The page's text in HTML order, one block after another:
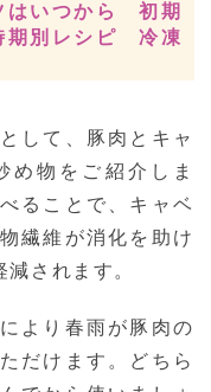
はいつから 初期
期別レシピ 冷凍
して、豚肉とキャ
め物をご紹介しま
ることで、キャベ
繊維が消化を助け
されます。
より春雨が豚肉の
だけます。どちら